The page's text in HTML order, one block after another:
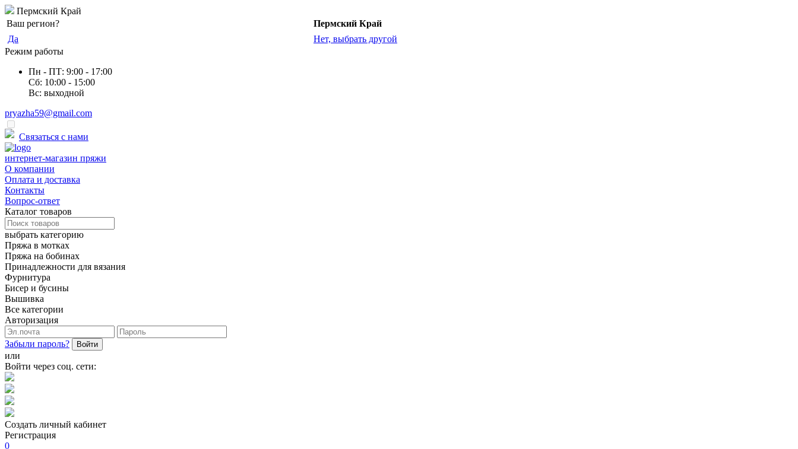
Пермский Край
Ваш регион?
Пермский Край
Да
Нет, выбрать другой
Режим работы
Пн - ПТ: 9:00 - 17:00
Сб: 10:00 - 15:00
Вс: выходной
pryazha59@gmail.com
Связаться с нами
интернет-магазин пряжи
О компании
Оплата и доставка
Контакты
Вопрос-ответ
Каталог товаров
выбрать категорию
Пряжа в мотках
Пряжа на бобинах
Принадлежности для вязания
Фурнитура
Бисер и бусины
Вышивка
Все категории
Авторизация
Забыли пароль? Войти
или
Войти через соц. сети:
Создать личный кабинет
Регистрация
0